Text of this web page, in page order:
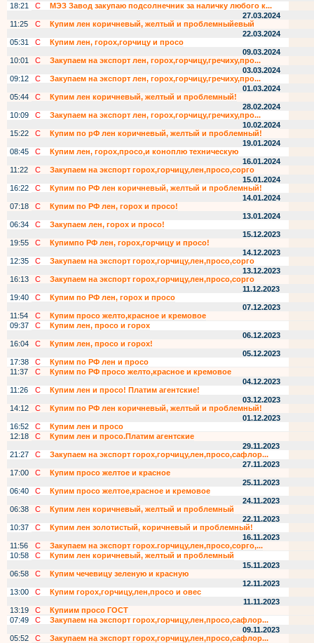
18:21
С
МЭЗ Завод закупаю подсолнечник за наличку любого к...
27.03.2024
11:25
С
Купим лен коричневый, желтый и проблемныйевый
22.03.2024
05:31
С
Купим лен, горох,горчицу и просо
09.03.2024
10:01
С
Закупаем на экспорт лен, горох,горчицу,гречиху,про...
03.03.2024
09:12
С
Закупаем на экспорт лен, горох,горчицу,гречиху,про...
01.03.2024
05:44
С
Купим лен коричневый, желтый и проблемный!
28.02.2024
10:09
С
Закупаем на экспорт лен, горох,горчицу,гречиху,про...
10.02.2024
15:22
С
Купим по рФ лен коричневый, желтый и проблемный!
19.01.2024
08:45
С
Купим лен, горох,просо,и коноплю техническую
16.01.2024
11:22
С
Закупаем на экспорт горох,горчицу,лен,просо,сорго
15.01.2024
16:22
С
Купим по РФ лен коричневый, желтый и проблемный!
14.01.2024
07:18
С
Купим по РФ лен, горох и просо!
13.01.2024
06:34
С
Закупаем лен, горох и просо!
15.12.2023
19:55
С
Купимпо РФ лен, горох,горчицу и просо!
14.12.2023
12:35
С
Закупаем на экспорт горох,горчицу,лен,просо,сорго
13.12.2023
16:13
С
Закупаем на экспорт горох,горчицу,лен,просо,сорго
11.12.2023
19:40
С
Купим по РФ лен, горох и просо
07.12.2023
11:54
С
Купим просо желто,красное и кремовое
09:37
С
Купим лен, просо и горох
06.12.2023
16:04
С
Купим лен, просо и горох!
05.12.2023
17:38
С
Купим по РФ лен и просо
11:37
С
Купим по РФ просо желто,красное и кремовое
04.12.2023
11:26
С
Купим лен и просо! Платим агентские!
03.12.2023
14:12
С
Купим по РФ лен коричневый, желтый и проблемный!
01.12.2023
16:52
С
Купим лен и просо
12:18
С
Купим лен и просо.Платим агентские
29.11.2023
21:27
С
Закупаем на экспорт горох,горчицу,лен,просо,сафлор...
27.11.2023
17:00
С
Купим просо желтое и красное
25.11.2023
06:40
С
Купим просо желтое,красное и кремовое
24.11.2023
06:38
С
Купим лен коричневый, желтый и проблемный
22.11.2023
10:37
С
Купим лен золотистый, коричневый и проблемный!
16.11.2023
11:56
С
Закупаем на экспорт горох.горчицу,лен,просо,сорго,...
10:58
С
Купим лен коричневый, желтый и проблемный
15.11.2023
06:58
С
Купим чечевицу зеленую и красную
12.11.2023
13:00
С
Купим горох,горчицу,лен,просо и овес
11.11.2023
13:19
С
Купиим просо ГОСТ
07:49
С
Закупаем на экспорт горох,горчицу,лен,просо,сафлор...
09.11.2023
05:52
С
Закупаем на экспорт горох,горчицу,лен,просо,сафлор...